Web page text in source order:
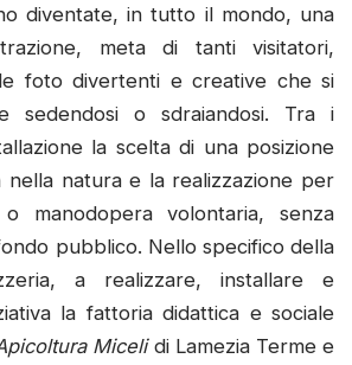
diventate, in tutto il mondo, una
meta di tanti visitatori,
foto divertenti e creative che si
sedendosi o sdraiandosi. Tra i
la scelta di una posizione
nella natura e la realizzazione per
manodopera volontaria, senza
pubblico. Nello specifico della
a realizzare, installare e
la fattoria didattica e sociale
Miceli di Lamezia Terme e